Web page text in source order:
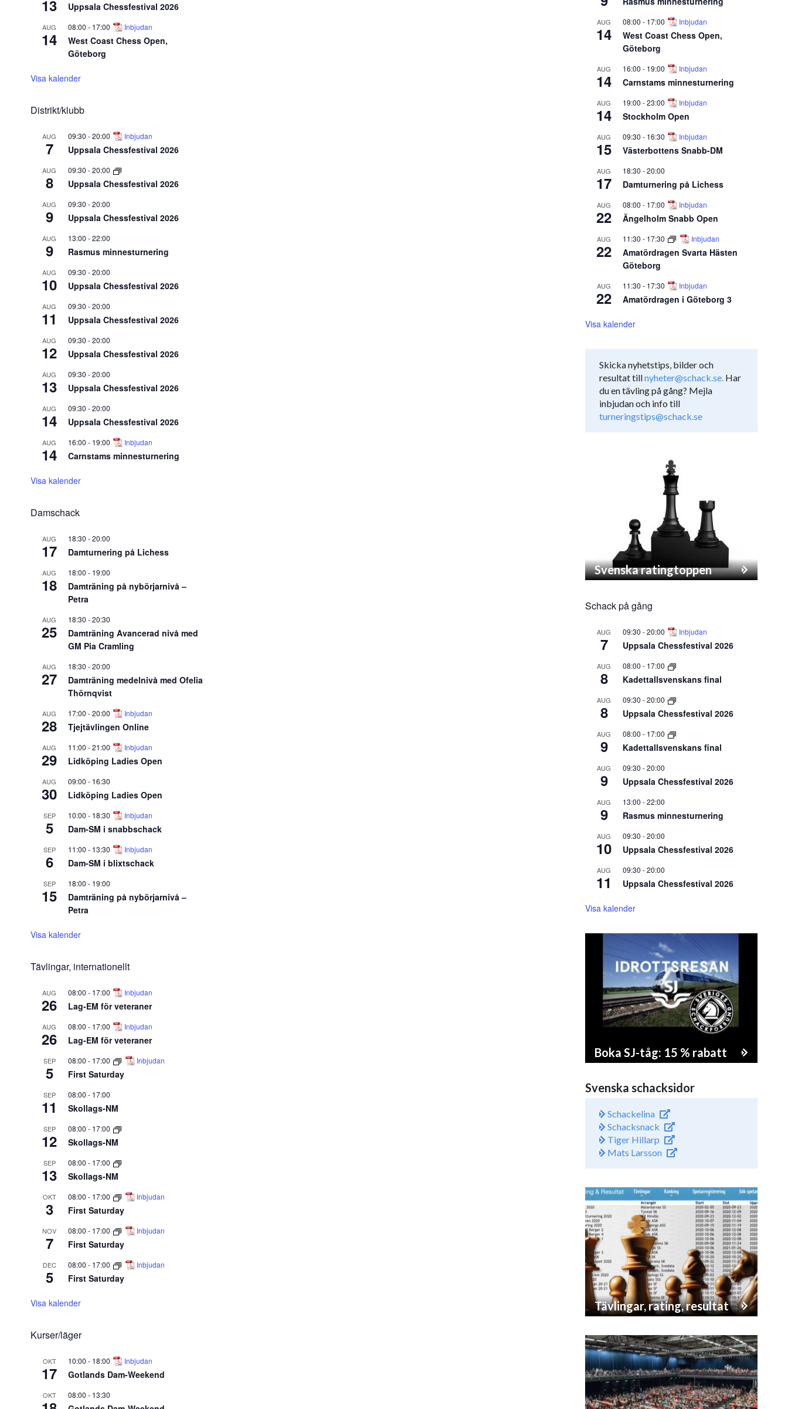
13 Uppsala Chessfestival 2026
AUG
14
08:00 - 17:00 Inbjudan
West Coast Chess Open,
Göteborg
Visa kalender
Distrikt/klubb
AUG
7
09:30 -20:00 Inbjudan
Uppsala Chessfestival 2026
AUG
8
09:30 -20:00
Uppsala Chessfestival 2026
AUG
9
09:30 -20:00
Uppsala Chessfestival 2026
AUG
9
13:00 -22:00
Rasmus minnesturnering
AUG
10
09:30 -20:00
Uppsala Chessfestival 2026
AUG
11
09:30 -20:00
Uppsala Chessfestival 2026
AUG
12
09:30 -20:00
Uppsala Chessfestival 2026
AUG
13
09:30 -20:00
Uppsala Chessfestival 2026
AUG
14
09:30 -20:00
Uppsala Chessfestival 2026
AUG
14
16:00 - 19:00 Inbjudan
Carnstams minnesturnering
Visa kalender
Damschack
AUG
17
18:30 -20:00
Damturnering på Lichess
AUG
18
18:00 - 19:00
Damträning på nybörjarnivå –
Petra
AUG
25
18:30 -20:30
Damträning Avancerad nivå med
GM Pia Cramling
AUG
27
18:30 -20:00
Damträning medelnivå med Ofelia
Thörnqvist
AUG
28
17:00 -20:00 Inbjudan
Tjejtävlingen Online
AUG
29
11:00 -21:00 Inbjudan
Lidköping Ladies Open
AUG
30
09:00 - 16:30
Lidköping Ladies Open
SEP
5
10:00 - 18:30 Inbjudan
Dam-SM i snabbschack
SEP
6
11:00 - 13:30 Inbjudan
Dam-SM i blixtschack
SEP
15
18:00 - 19:00
Damträning på nybörjarnivå –
Petra
Visa kalender
Tävlingar, internationellt
AUG
26
08:00 - 17:00 Inbjudan
Lag-EM för veteraner
AUG
26
08:00 - 17:00 Inbjudan
Lag-EM för veteraner
SEP
5
08:00 - 17:00 Inbjudan
First Saturday
SEP
11
08:00 - 17:00
Skollags-NM
SEP
12
08:00 - 17:00
Skollags-NM
SEP
13
08:00 - 17:00
Skollags-NM
OKT
3
08:00 - 17:00 Inbjudan
First Saturday
NOV
7
08:00 - 17:00 Inbjudan
First Saturday
DEC
5
08:00 - 17:00 Inbjudan
First Saturday
Visa kalender
Kurser/läger
OKT
17
10:00 - 18:00 Inbjudan
Gotlands Dam-Weekend
OKT 08:00 - 13:30
AUG
14
08:00 - 17:00 Inbjudan
West Coast Chess Open,
Göteborg
AUG
14
16:00 - 19:00 Inbjudan
Carnstams minnesturnering
AUG
14
19:00 -23:00 Inbjudan
Stockholm Open
AUG
15
09:30 - 16:30 Inbjudan
Västerbottens Snabb-DM
AUG
17
18:30 -20:00
Damturnering på Lichess
AUG
22
08:00 - 17:00 Inbjudan
Ängelholm Snabb Open
AUG
22
11:30 - 17:30 Inbjudan
Amatördragen Svarta Hästen
Göteborg
AUG
22
11:30 - 17:30 Inbjudan
Amatördragen i Göteborg 3
Visa kalender
Skicka nyhetstips, bilder och
resultat tillnyheter@schack.se. Har
du en tävling på gång? Mejla
inbjudan och info till
turneringstips@schack.se
Svenska ratingtoppen
Schack på gång
AUG
7
09:30 -20:00 Inbjudan
Uppsala Chessfestival 2026
AUG
8
08:00 - 17:00
Kadettallsvenskans final
AUG
8
09:30 -20:00
Uppsala Chessfestival 2026
AUG
9
08:00 - 17:00
Kadettallsvenskans final
AUG
9
09:30 -20:00
Uppsala Chessfestival 2026
AUG
9
13:00 -22:00
Rasmus minnesturnering
AUG
10
09:30 -20:00
Uppsala Chessfestival 2026
AUG
11
09:30 -20:00
Uppsala Chessfestival 2026
Visa kalender
Boka SJ-tåg: 15 % rabatt
Svenska schacksidor
Schackelina
Schacksnack
Tiger Hillarp
Mats Larsson
Tävlingar, rating, resultat